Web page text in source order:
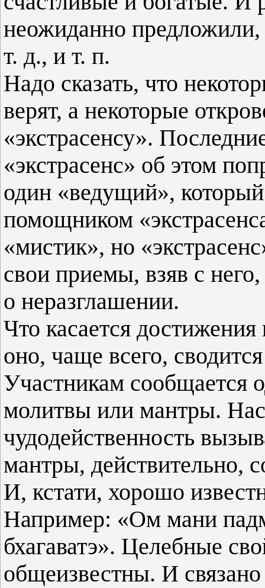
неожиданно
т. д., и т. п.
Надо сказать, что
верят, а некоторые
«экстрасенсу».
«экстрасенс» об этом
один «ведущий»,
помощником
«мистик», но
свои приемы, взяв с
о неразглашении.
Что касается
оно, чаще всего,
Участникам сообщается
молитвы или мантры.
чудодейственность
мантры, действительно,
И, кстати, хорошо
Например: «Ом мани
бхагаватэ». Целебные
общеизвестны. И связано